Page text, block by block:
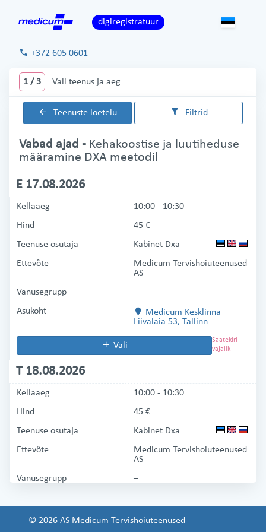
digiregistratuur
+372 605 0601
1 / 3 Vali teenus ja aeg
Teenuste otsing
Otsi teenuse järgi Otsi teenuse osutaja järgi
isikule. Lapsele, vanemale või muule isikule ei saa aega
loginud. Lapsele saab teenuse aega broneerida
Teenust osutatakse isikule,
kellele aeg on broneeritud.
Teenuste loetelu Filtrid
Vabad ajad - Kehakoostise ja luutiheduse
määramine DXA meetodil
E 17.08.2026
Kellaaeg
10:00 - 10:30
Hind
45 €
Teenuse osutaja
Kabinet Dxa
Ettevõte
Medicum Tervishoiuteenused
AS
Vanusegrupp
–
Asukoht
Medicum Kesklinna –
Liivalaia 53, Tallinn
Vali
Saatekiri
vajalik
T 18.08.2026
Kellaaeg
10:00 - 10:30
Hind
45 €
Teenuse osutaja
Kabinet Dxa
Ettevõte
Medicum Tervishoiuteenused
AS
Vanusegrupp
–
Liivalaia 53, Tallinn
© 2026 AS Medicum Tervishoiuteenused